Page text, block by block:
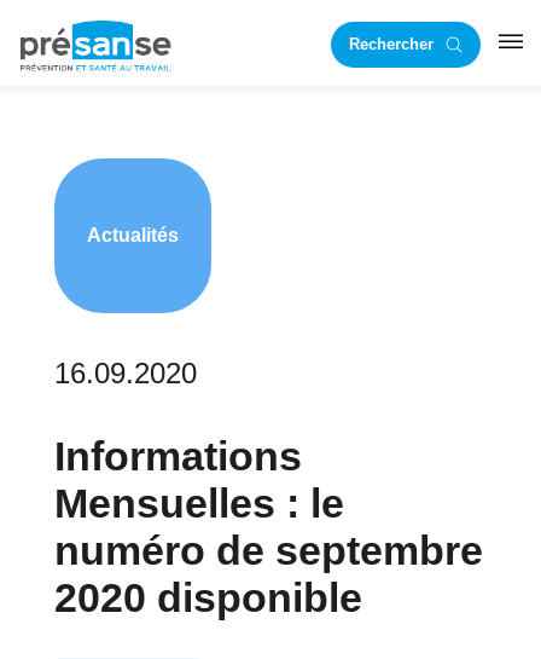
principale
RechercherRST
Actualités
16.09.2020
Informations
Mensuelles : le
numéro de septembre
2020 disponible